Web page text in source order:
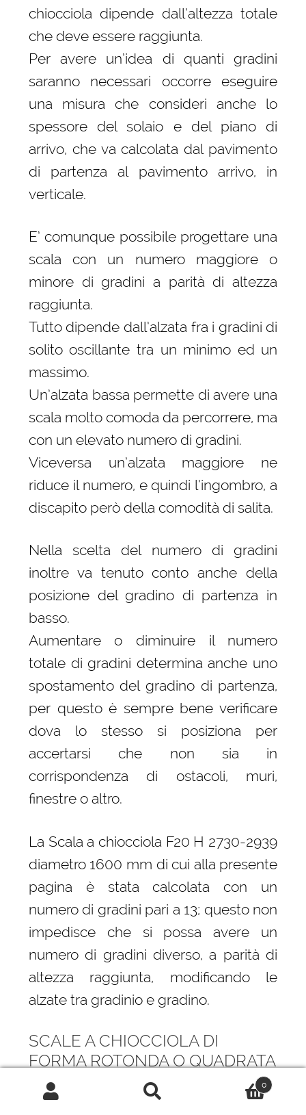
chiocciola dipende dall’altezza totale
che deve essere raggiunta.
Per avere un’idea di quanti gradini
saranno necessari occorre eseguire
una misura che consideri anche lo
spessore del solaio e del piano di
arrivo, che va calcolata dal pavimento
di partenza al pavimento arrivo, in
verticale.
E’ comunque possibile progettare una
scala con un numero maggiore o
minore di gradini a parità di altezza
raggiunta.
Tutto dipende dall’alzata fra i gradini di
solito oscillante tra un minimo ed un
massimo.
Un’alzata bassa permette di avere una
scala molto comoda da percorrere, ma
con un elevato numero di gradini.
Viceversa un’alzata maggiore ne
riduce il numero, e quindi l’ingombro, a
discapito però della comodità di salita.
Nella scelta del numero di gradini
inoltre va tenuto conto anche della
posizione del gradino di partenza in
basso.
Aumentare o diminuire il numero
totale di gradini determina anche uno
spostamento del gradino di partenza,
per questo è sempre bene verificare
dova lo stesso si posiziona per
accertarsi che non sia in
corrispondenza di ostacoli, muri,
finestre o altro.
La Scala a chiocciola F20 H 2730-2939
diametro 1600 mm di cui alla presente
pagina è stata calcolata con un
numero di gradini pari a 13; questo non
impedisce che si possa avere un
numero di gradini diverso, a parità di
altezza raggiunta, modificando le
alzate tra gradinio e gradino.
SCALE A CHIOCCIOLA DI
FORMA ROTONDA O QUADRATA
La principale differenza, da cui
0